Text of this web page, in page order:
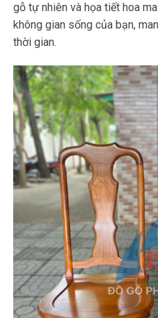
gỗ tự nhiên và họa tiết hoa
không gian sống của bạn,
thời gian.